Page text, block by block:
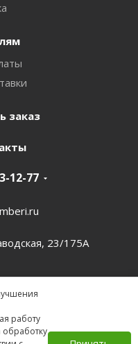
работу
обработку
заказ
12-77
23/175А